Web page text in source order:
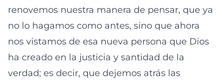
renovemos nuestra manera de pensar, que ya
no lo hagamos como antes, sino que ahora
nos vistamos de esa nueva persona que Dios
ha creado en la justicia y santidad de la
verdad; es decir, que dejemos atrás las